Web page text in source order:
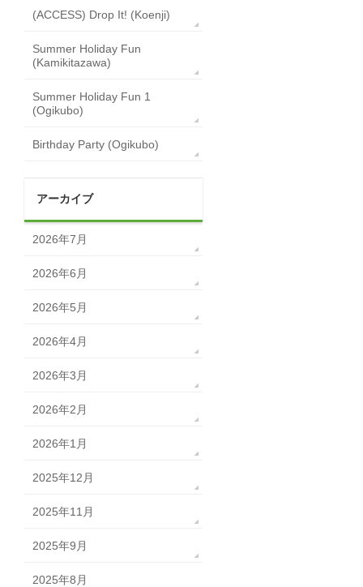
(ACCESS) Drop It! (Koenji)
Summer Holiday Fun
(Kamikitazawa)
Summer Holiday Fun 1
(Ogikubo)
Birthday Party (Ogikubo)
アーカイブ
2026年7月
2026年6月
2026年5月
2026年4月
2026年3月
2026年2月
2026年1月
2025年12月
2025年11月
2025年9月
2025年8月